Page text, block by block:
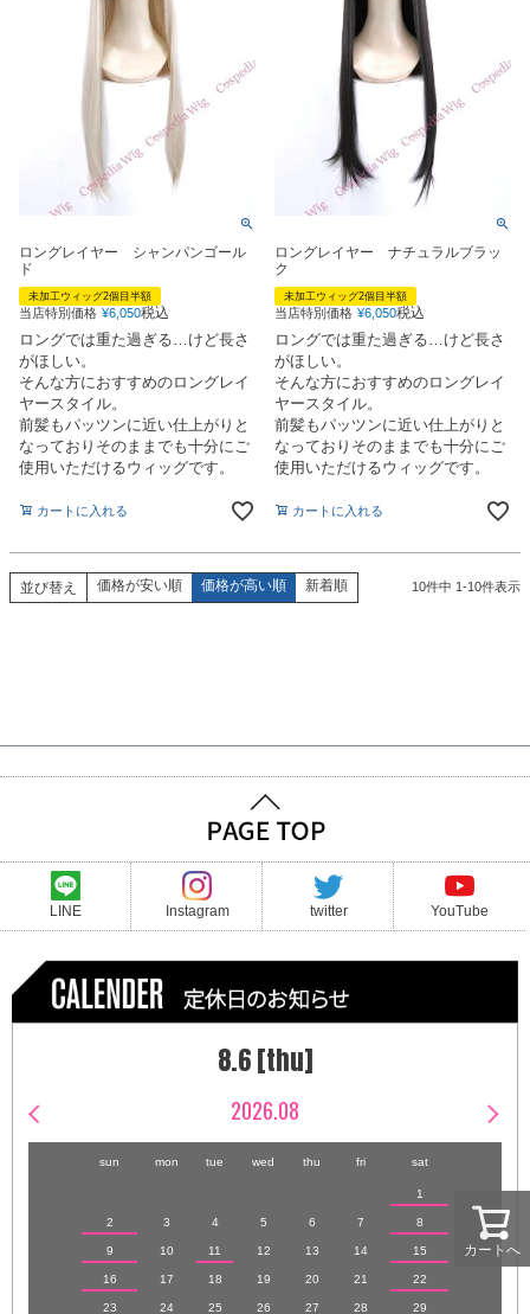
ロングレイヤー シャンパンゴール
ド
未加工ウィッグ2個目半額
当店特別価格 ¥6,050税込
ロングでは重た過ぎる…けど長さ
がほしい。
そんな方におすすめのロングレイ
ヤースタイル。
前髪もパッツンに近い仕上がりと
なっておりそのままでも十分にご
使用いただけるウィッグです。
カートに入れる
ロングレイヤー ナチュラルブラッ
ク
未加工ウィッグ2個目半額
当店特別価格 ¥6,050税込
ロングでは重た過ぎる…けど長さ
がほしい。
そんな方におすすめのロングレイ
ヤースタイル。
前髪もパッツンに近い仕上がりと
なっておりそのままでも十分にご
使用いただけるウィッグです。
カートに入れる
並び替え 価格が安い順 価格が高い順 新着順 10件中 1-10件表示
カートへ
LINE Instagram twitter YouTube
8.6 [thu]
2026.08
sun mon tue wed thu fri sat
1
2 3 4 5 6 7 8
9 10 11 12 13 14 15
16 17 18 19 20 21 22
23 24 25 26 27 28 29